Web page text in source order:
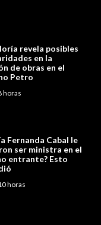
revela posibles
en la
de obras en el
Petro
horas
Fernanda Cabal le
ser ministra en el
entrante? Esto
horas